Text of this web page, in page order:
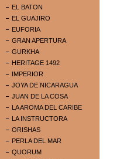
EL BATON
EL GUAJIRO
EUFORIA
GRAN APERTURA
GURKHA
HERITAGE 1492
IMPERIOR
JOYA DE NICARAGUA
JUAN DE LA COSA
LA AROMA DEL CARIBE
LA INSTRUCTORA
ORISHAS
PERLA DEL MAR
QUORUM